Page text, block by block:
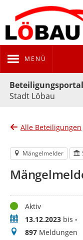
MENÜ
Beteiligungsportal
Stadt Löbau
Alle Beteiligungen
Mängelmelder
StatusAktiv
Zeitraum13.12.2023 bis -
Meldungen
897 Meldungen